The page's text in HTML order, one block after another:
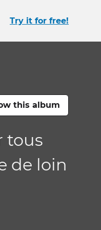
Try it for free!
this album
tous
de loin